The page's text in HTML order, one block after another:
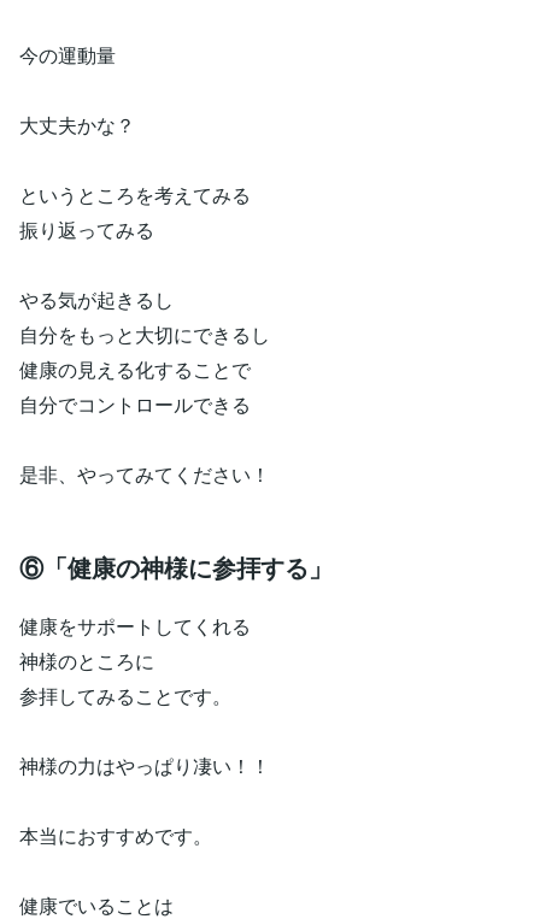
今の運動量
大丈夫かな？
というところを考えてみる
振り返ってみる
やる気が起きるし
自分をもっと大切にできるし
健康の見える化することで
自分でコントロールできる
是非、やってみてください！
⑥「健康の神様に参拝する」
健康をサポートしてくれる
神様のところに
参拝してみることです。
神様の力はやっぱり凄い！！
本当におすすめです。
健康でいることは